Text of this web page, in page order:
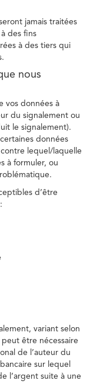
jamais traitées
des fins
à des tiers qui
nous
vos données à
du signalement ou
le signalement).
données
lequel/laquelle
à formuler, ou
d’être
variant selon
peut être nécessaire
de l’auteur du
sur lequel
l’argent suite à une